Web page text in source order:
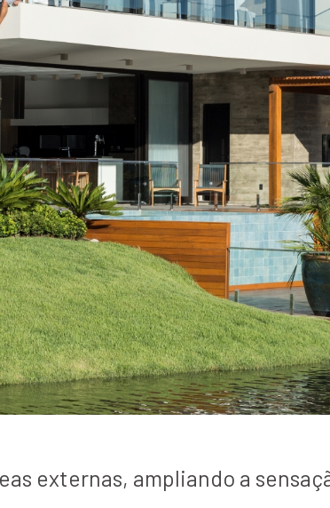
externas, ampliando a